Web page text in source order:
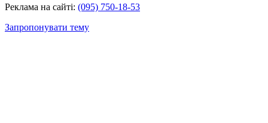
Реклама на сайті: (095) 750-18-53
Запропонувати тему